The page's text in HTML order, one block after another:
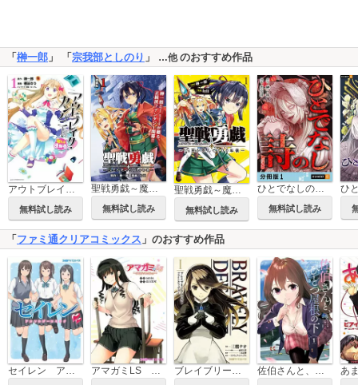
「榊一郎 」 「宗我部としのり 」 …他のおすすめ作品
無料試し読み
聖戦勇戯～魔王が死んで100年後～ 連載版
無料試し読み 無料試し読み
ひとでなしの詩 【分冊版】
無料試し読み
ひ
「ファミ通クリアコミックス 」のおすすめ作品
セイレン アンソロジーコミック アマガミLS ～はるかAnother～ ブレイブリーデフォルト フライングフェアリー 佐伯さんと、ひとつ屋根の下 I'll have Sherbet！ あ